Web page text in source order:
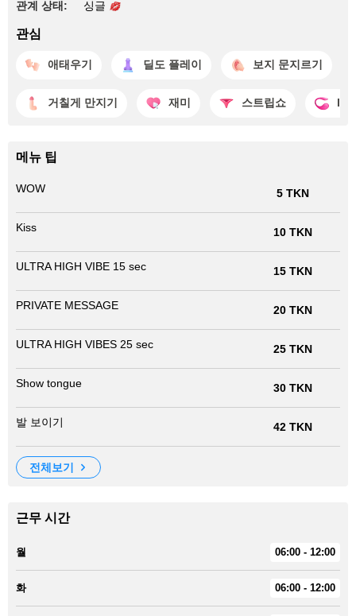
관계 상태: 싱글
관심
애태우기 딜도 플레이 보지 문지르기
거칠게 만지기 재미 스트립쇼
메뉴 팁
WOW 5 TKN
Kiss 10 TKN
ULTRA HIGH VIBE 15 sec 15 TKN
PRIVATE MESSAGE 20 TKN
ULTRA HIGH VIBES 25 sec 25 TKN
Show tongue 30 TKN
발 보이기 42 TKN
전체보기
근무 시간
월 06:00 - 12:00
화 06:00 - 12:00